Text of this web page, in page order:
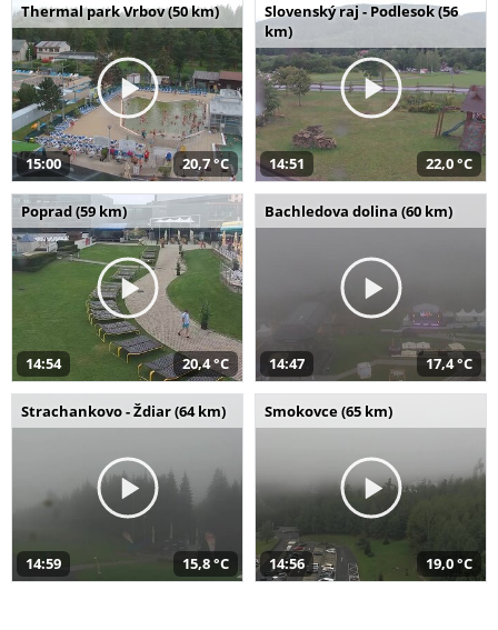
Thermal park Vrbov (50 km)
15:00 20,7 °C
Slovenský raj - Podlesok (56
km)
14:51 22,0 °C
Poprad (59 km)
14:54 20,4 °C
Bachledova dolina (60 km)
14:47 17,4 °C
Strachankovo - Ždiar (64 km)
14:59 15,8 °C
Smokovce (65 km)
14:56 19,0 °C